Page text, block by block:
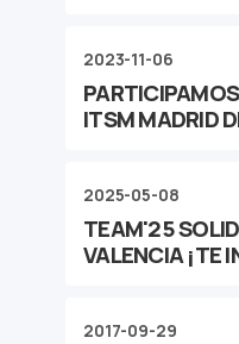
2023-11-06
ITSM MADRID
2025-05-08
TEAM'25
VALENCIA ¡TE
2017-09-29